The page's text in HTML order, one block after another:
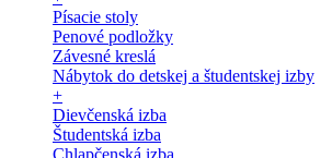
Písacie stoly
Penové podložky
Závesné kreslá
Nábytok do detskej a študentskej izby
+
Dievčenská izba
Študentská izba
Chlapčenská izba